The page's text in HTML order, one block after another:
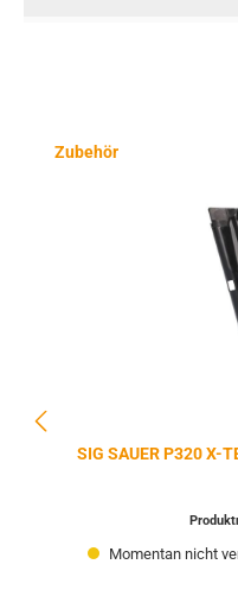
Produktgalerie überspringen
Zubehör
SIG SAUER P320 X-
Momentan nicht